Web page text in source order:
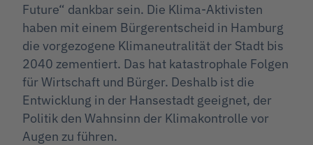
Future“ dankbar sein. Die Klima-Aktivisten
haben mit einem Bürgerentscheid in Hamburg
die vorgezogene Klimaneutralität der Stadt bis
2040 zementiert. Das hat katastrophale Folgen
für Wirtschaft und Bürger. Deshalb ist die
Entwicklung in der Hansestadt geeignet, der
Politik den Wahnsinn der Klimakontrolle vor
Augen zu führen.